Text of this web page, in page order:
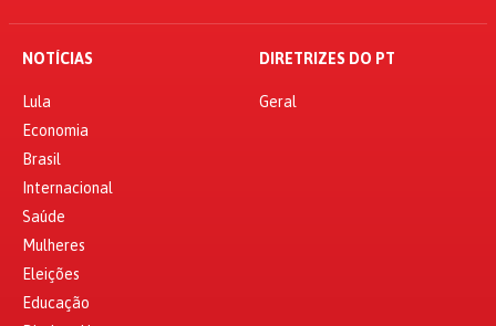
NOTÍCIAS
Lula
Economia
Brasil
Internacional
Saúde
Mulheres
Eleições
Educação
DIRETRIZES DO PT
Geral